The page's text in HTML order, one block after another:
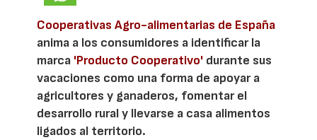
Cooperativas Agro-alimentarias de España
anima a los consumidores a identificar la
marca 'Producto Cooperativo' durante sus
vacaciones como una forma de apoyar a
agricultores y ganaderos, fomentar el
desarrollo rural y llevarse a casa alimentos
ligados al territorio.